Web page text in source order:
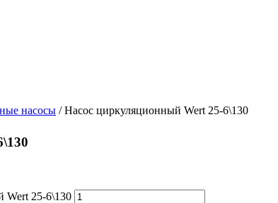
насосы / Насос циркуляционный Wert 25-6\130
Wert 25-6\130